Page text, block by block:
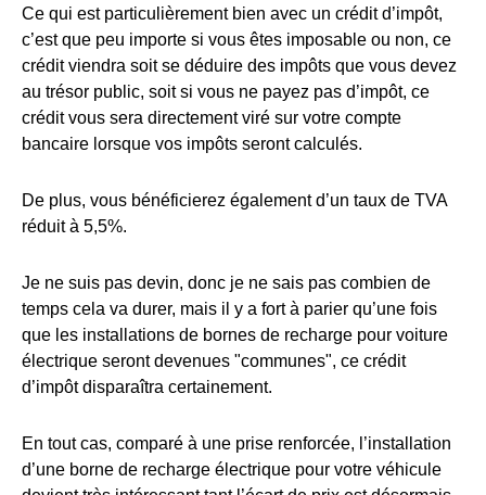
Ce qui est particulièrement bien avec un crédit d’impôt,
c’est que peu importe si vous êtes imposable ou non, ce
crédit viendra soit se déduire des impôts que vous devez
au trésor public, soit si vous ne payez pas d’impôt, ce
crédit vous sera directement viré sur votre compte
bancaire lorsque vos impôts seront calculés.
De plus, vous bénéficierez également d’un taux de TVA
réduit à 5,5%.
Je ne suis pas devin, donc je ne sais pas combien de
temps cela va durer, mais il y a fort à parier qu’une fois
que les installations de bornes de recharge pour voiture
électrique seront devenues "communes", ce crédit
d’impôt disparaîtra certainement.
En tout cas, comparé à une prise renforcée, l’installation
d’une borne de recharge électrique pour votre véhicule